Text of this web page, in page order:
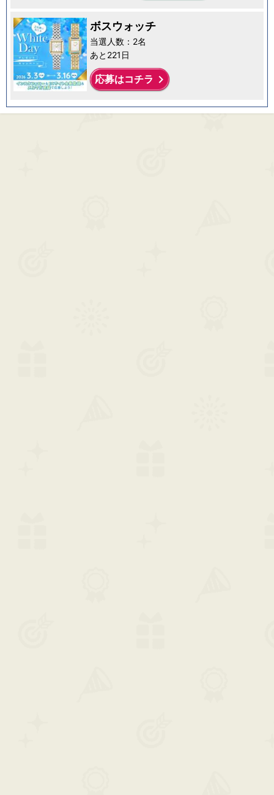
ボスウォッチ
当選人数：2名
あと221日
応募はコチラ keyboard_arrow_right